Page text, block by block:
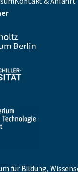
für Bildung,